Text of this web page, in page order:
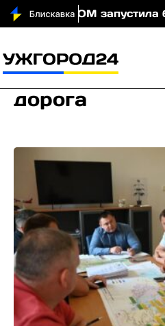
МОМ запустила
дорога